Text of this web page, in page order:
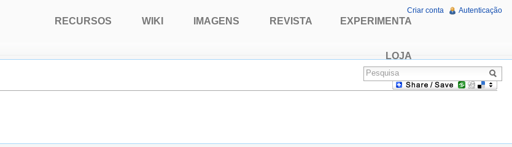
RECURSOS WIKI IMAGENS REVISTA EXPERIMENTA
LOJA
Criar conta Autenticação